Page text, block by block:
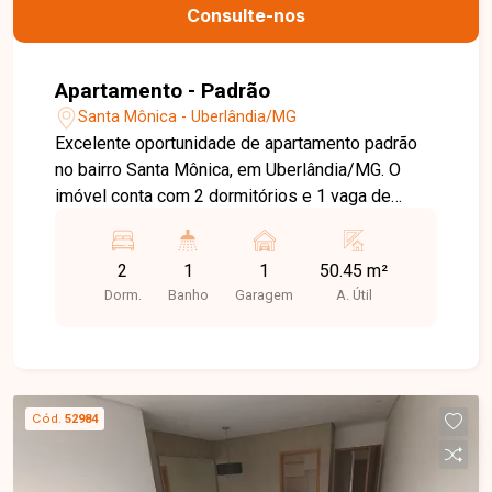
Consulte-nos
Apartamento - Padrão
Santa Mônica - Uberlândia/MG
Excelente oportunidade de apartamento padrão
no bairro Santa Mônica, em Uberlândia/MG. O
imóvel conta com 2 dormitórios e 1 vaga de
sua família. Com uma área útil de 50,45 m², o
apartamento é ideal para quem busca um lar
aconchegante e bem localizado. Não perca a
2
Dorm.
1
Banho
1
Garagem
50.45 m²
A. Útil
Cód. 52984